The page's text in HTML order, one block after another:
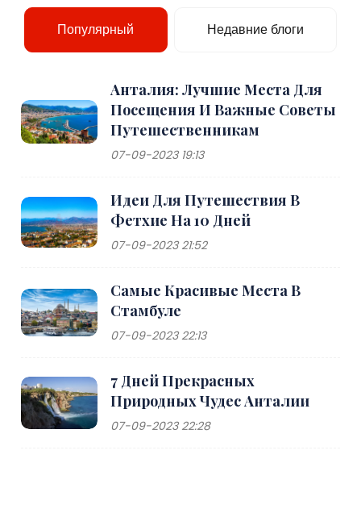
Популярный Недавние блоги
Анталия: Лучшие Места Для
Посещения И Важные Советы
Путешественникам
07-09-2023 19:13
Идеи Для Путешествия В
Фетхие На 10 Дней
07-09-2023 21:52
Самые Красивые Места В
Стамбуле
07-09-2023 22:13
7 Дней Прекрасных
Природных Чудес Анталии
07-09-2023 22:28